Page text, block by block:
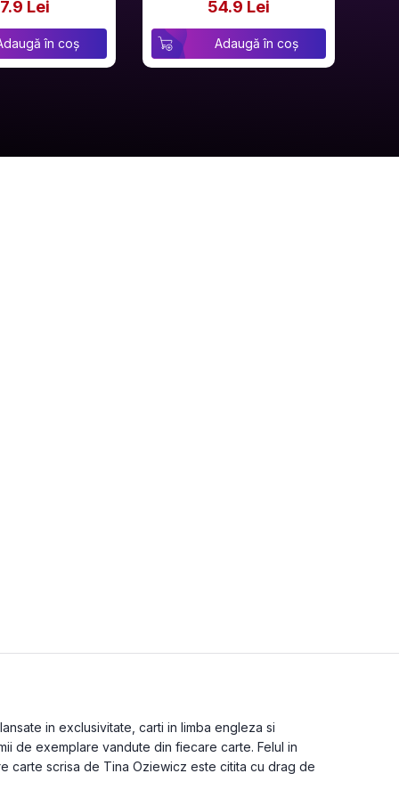
Lei
în coș
54.9 Lei
Adaugă în coș
in exclusivitate, carti in limba engleza si
de exemplare vandute din fiecare carte. Felul in
carte scrisa de Tina Oziewicz este citita cu drag de